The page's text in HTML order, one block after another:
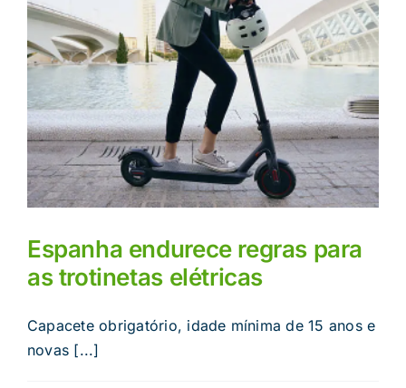
Espanha endurece regras para
as trotinetas elétricas
Capacete obrigatório, idade mínima de 15 anos e
novas [...]